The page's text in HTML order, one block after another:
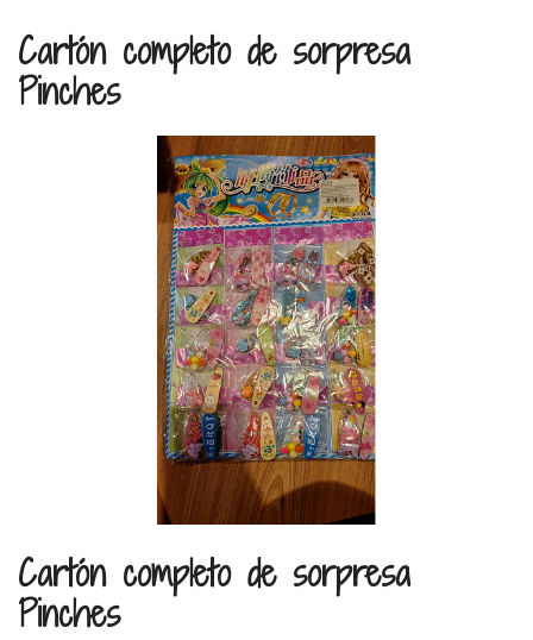
Cartón completo de sorpresa
Pinches
Cartón completo de sorpresa
Pinches